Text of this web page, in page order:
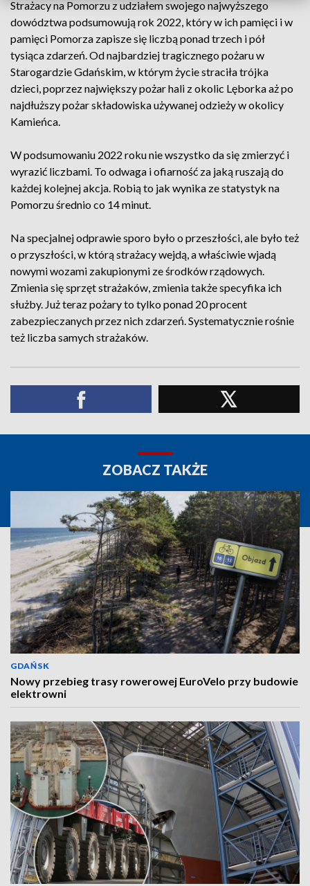
Strażacy na Pomorzu z udziałem swojego najwyższego
dowództwa podsumowują rok 2022, który w ich pamięci i w
pamięci Pomorza zapisze się liczbą ponad trzech i pół
tysiąca zdarzeń. Od najbardziej tragicznego pożaru w
Starogardzie Gdańskim, w którym życie straciła trójka
dzieci, poprzez największy pożar hali z okolic Lęborka aż po
najdłuższy pożar składowiska używanej odzieży w okolicy
Kamieńca.
W podsumowaniu 2022 roku nie wszystko da się zmierzyć i
wyrazić liczbami. To odwaga i ofiarność za jaką ruszają do
każdej kolejnej akcja. Robią to jak wynika ze statystyk na
Pomorzu średnio co 14 minut.
Na specjalnej odprawie sporo było o przeszłości, ale było też
o przyszłości, w którą strażacy wejdą, a właściwie wjadą
nowymi wozami zakupionymi ze środków rządowych.
Zmienia się sprzęt strażaków, zmienia także specyfika ich
służby. Już teraz pożary to tylko ponad 20 procent
zabezpieczanych przez nich zdarzeń. Systematycznie rośnie
też liczba samych strażaków.
ZOBACZ TAKŻE
GDAŃSK
Nowy przebieg trasy rowerowej EuroVelo przy budowie
elektrowni